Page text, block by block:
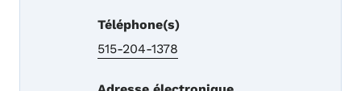
Téléphone(s)
515-204-1378